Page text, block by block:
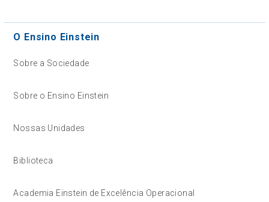
O Ensino Einstein
Sobre a Sociedade
Sobre o Ensino Einstein
Nossas Unidades
Biblioteca
Academia Einstein de Excelência Operacional